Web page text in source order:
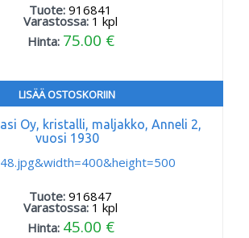
Tuote:916841
Varastossa: 1 kpl
Hinta: 75.00 €
LISÄÄ OSTOSKORIIN
Oy, kristalli, maljakko, Anneli 2,
vuosi 1930
Tuote:916847
Varastossa: 1 kpl
Hinta: 45.00 €